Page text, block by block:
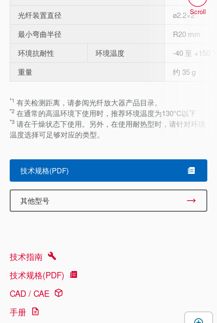
光纤装置直径
ø2.2×2
最小弯曲半径
R20 mm
环境抗耐性
环境温度
-40 至 +150
重量
约 35 g
*1 有关检测距离，请参阅光纤放大器产品目录。
*2 在通常的高温环境下使用时，推荐环境温度为130°C以下
*3 请在干燥状态下使用。另外，在使用耐热型时，请针对环境
温度选择可足够对应的类型。
Scroll
技术规格(PDF)
其他型号
技术指南
技术规格(PDF)
CAD / CAE
手册